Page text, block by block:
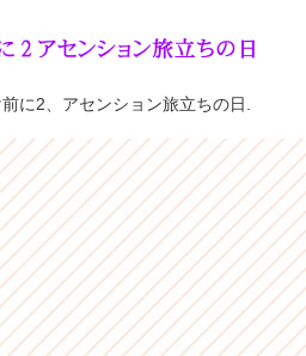
に2、アセンション旅立ちの日.